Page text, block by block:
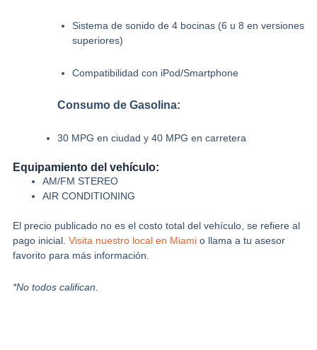
Sistema de sonido de 4 bocinas (6 u 8 en versiones
superiores)
Compatibilidad con iPod/Smartphone
Consumo de Gasolina:
30 MPG en ciudad y 40 MPG en carretera
Equipamiento del vehículo:
AM/FM STEREO
AIR CONDITIONING
El precio publicado no es el costo total del vehículo, se refiere al
pago inicial. Visita nuestro local en Miami o llama a tu asesor
favorito para más información.
*No todos califican.